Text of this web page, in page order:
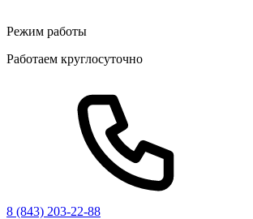
Режим работы
Работаем круглосуточно
8 (843) 203-22-88